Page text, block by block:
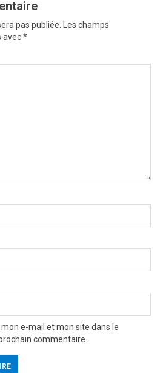
pas publiée. Les champs
avec*
e-mail et mon site dans le
commentaire.